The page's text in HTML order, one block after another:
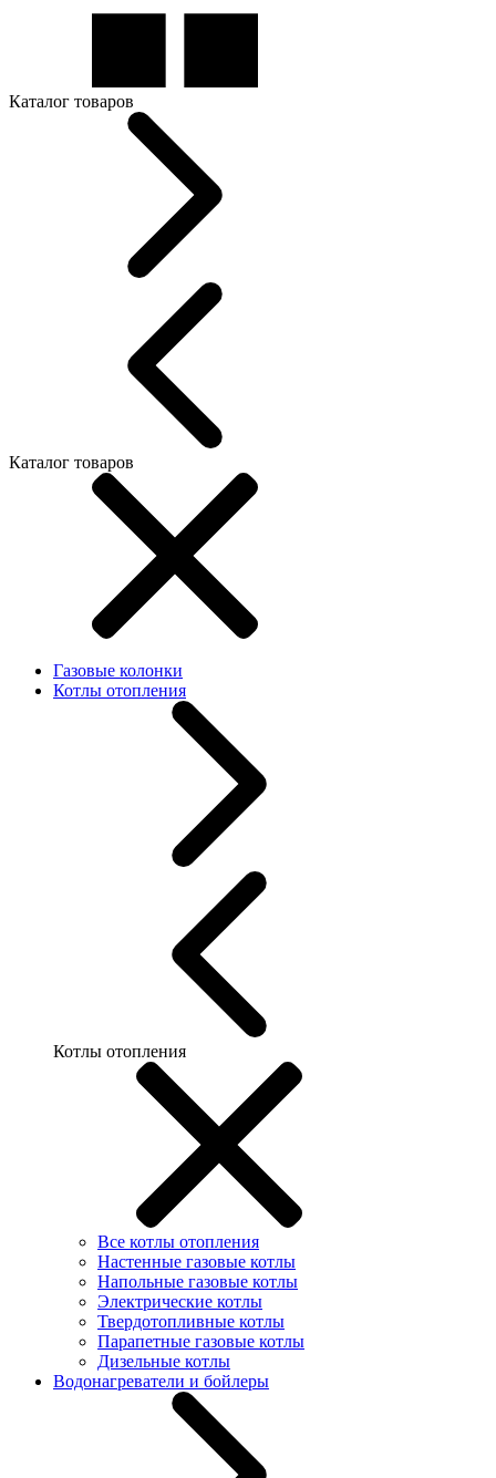
Каталог товаров
Каталог товаров
Газовые колонки
Котлы отопления
Котлы отопления
Все котлы отопления
Настенные газовые котлы
Напольные газовые котлы
Электрические котлы
Твердотопливные котлы
Парапетные газовые котлы
Дизельные котлы
Водонагреватели и бойлеры